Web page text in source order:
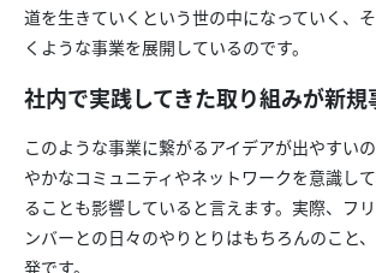
道を生きていくという世の中になっていく、
くような事業を展開しているのです。
社内で実践してきた取り組みが新規
このような事業に繋がるアイデアが出やすい
やかなコミュニティやネットワークを意識し
ることも影響していると言えます。実際、フ
ンバーとの日々のやりとりはもちろんのこと
発です。